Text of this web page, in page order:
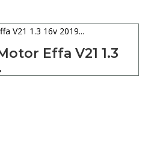
Effa V21 1.3